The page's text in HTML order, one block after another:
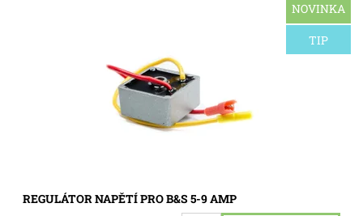
NOVINKA
TIP
Regulátor napětí pro motory Briggs & Stratton s nabíjecím
0205
REGULÁTOR NAPĚTÍ PRO B&S 5-9 AMP